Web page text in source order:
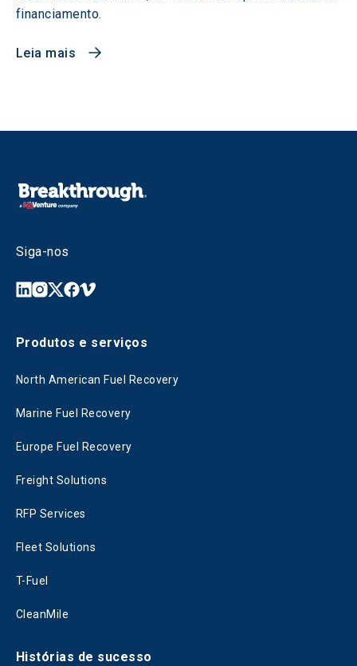
financiamento.
Leia mais
Siga-nos
Produtos e serviços
North American Fuel Recovery
Marine Fuel Recovery
Europe Fuel Recovery
Freight Solutions
RFP Services
Fleet Solutions
T-Fuel
CleanMile
Histórias de sucesso